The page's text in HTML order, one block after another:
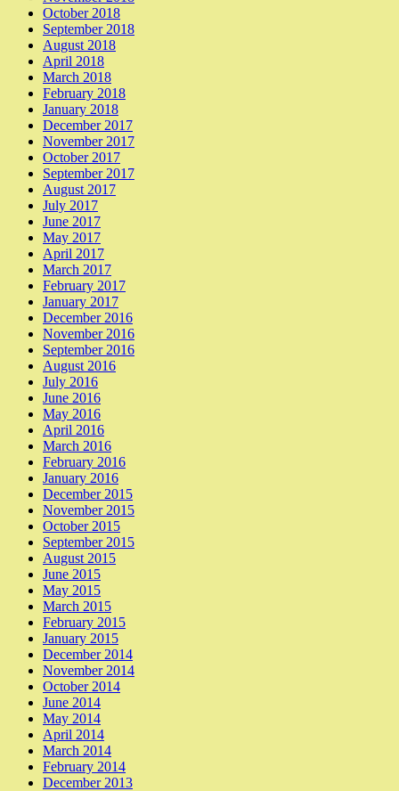
October 2018
September 2018
August 2018
April 2018
March 2018
February 2018
January 2018
December 2017
November 2017
October 2017
September 2017
August 2017
July 2017
June 2017
May 2017
April 2017
March 2017
February 2017
January 2017
December 2016
November 2016
September 2016
August 2016
July 2016
June 2016
May 2016
April 2016
March 2016
February 2016
January 2016
December 2015
November 2015
October 2015
September 2015
August 2015
June 2015
May 2015
March 2015
February 2015
January 2015
December 2014
November 2014
October 2014
June 2014
May 2014
April 2014
March 2014
February 2014
December 2013